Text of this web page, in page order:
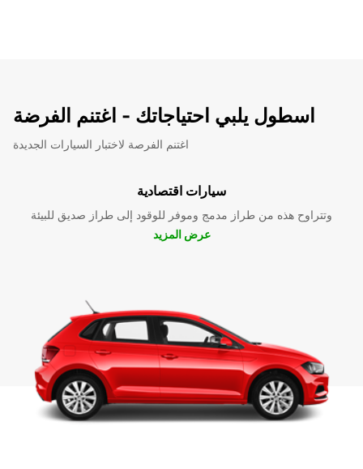
اسطول يلبي احتياجاتك - اغتنم الفرضة
اغتنم الفرصة لاختبار السيارات الجديدة
سيارات اقتصادية
وتتراوح هذه من طراز مدمج وموفر للوقود إلى طراز صديق للبيئة
عرض المزيد